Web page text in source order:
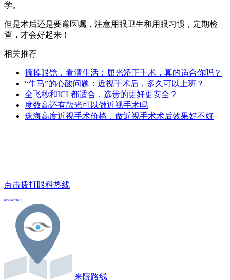
学。
但是术后还是要遵医嘱，注意用眼卫生和用眼习惯，定期检
查，才会好起来！
相关推荐
摘掉眼镜，看清生活：屈光矫正手术，真的适合你吗？
“牛马”的心酸问题：近视手术后，多久可以上班？
全飞秒和ICL都适合，选贵的更好更安全？
度数高还有散光可以做近视手术吗
珠海高度近视手术价格，做近视手术术后效果好不好
点击拨打眼科热线
0756-6321018
来院路线